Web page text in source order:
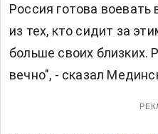
Россия готова
из тех, кто сидит за
больше своих близких.
вечно", - сказал